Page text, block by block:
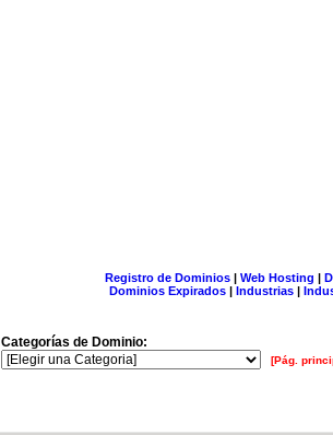
Registro de Dominios| Web Hosting |
Dominios Expirados | Industrias |
Categorías de Dominio:
[Pág.